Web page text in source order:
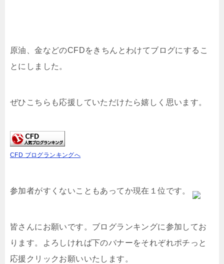
原油、金などのCFDをきちんとわけてブログにするこ
とにしました。
ぜひこちらも応援していただけたら嬉しく思います。
CFD ブログランキングへ
参加者がすくないこともあってか現在１位です。
皆さんにお願いです。ブログランキングに参加してお
ります。よろしければ下のバナーをそれぞれポチっと
応援クリックお願いいたします。